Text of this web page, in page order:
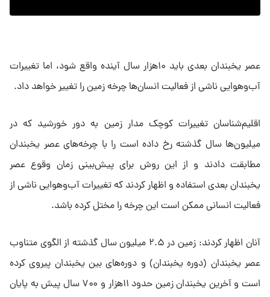
عصر یخبندان بعدی باید ۱۰هزار سال آینده واقع شود، اما تغییرات
آب‌وهوایی ناشی از فعالیت انسان‌ها چرخه زمین را تغییر خواهد داد.
اقلیم‌شناسان تغییرات کوچک مدار زمین به دور خورشید که در
میلیون‌ها سال گذشته رخ داده است را با چرخه‌های عصر یخبندان
مطابقت دادند و از این روش برای پیش‌بینی زمان وقوع عصر
یخبندان بعدی استفاده و اظهار کردند که تغییرات آب‌وهوایی ناشی از
فعالیت انسانی ممکن است این چرخه را مختل کرده باشد.
آنان اظهار کردند: زمین در ۲.۵ میلیون سال گذشته از الگوی متناوب
عصر یخبندان (دوره یخبندان) و دوره‌های بین یخبندان پیروی کرده
است و آخرین یخبندان زمین حدود ۱۱هزار و ۷۰۰ سال پیش به پایان